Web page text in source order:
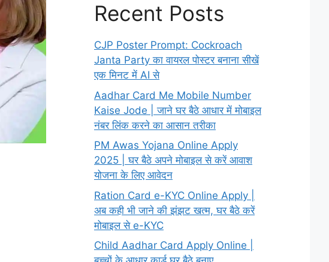
Recent Posts
CJP Poster Prompt: Cockroach
Janta Party का वायरल पोस्टर बनाना सीखें
एक मिनट में AI से
Aadhar Card Me Mobile Number
Kaise Jode | जाने घर बैठे आधार में मोबाइल
नंबर लिंक करने का आसान तरीका
PM Awas Yojana Online Apply
2025 | घर बैठे अपने मोबाइल से करें आवाश
योजना के लिए आवेदन
Ration Card e-KYC Online Apply |
अब कही भी जाने की झंझट खत्म, घर बैठे करें
मोबाइल से e-KYC
Child Aadhar Card Apply Online |